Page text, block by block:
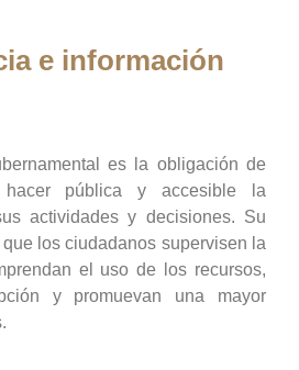
e información
es la obligación de
pública y accesible la
actividades y decisiones. Su
los ciudadanos supervisen la
el uso de los recursos,
y promuevan una mayor